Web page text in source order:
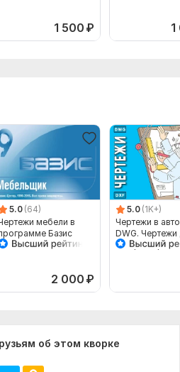
1 500 ₽
5.0 (64)
мебели в
Базис
2 000 ₽
5.0 (1K+)
Чертежи в
DWG. Чертежи
лазерной
об этом кворке